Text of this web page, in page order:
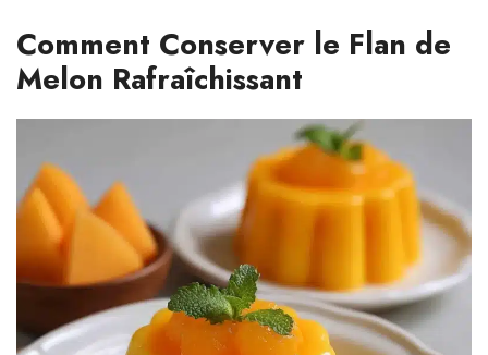
Comment Conserver le Flan de
Melon Rafraîchissant